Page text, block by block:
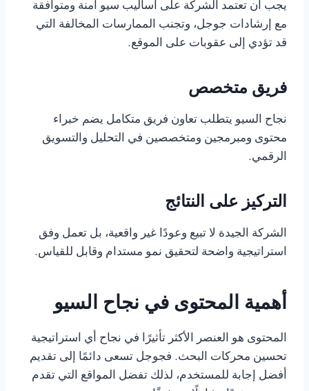
يجب أن تعتمد الشركة على أساليب سيو آمنة ومتوافقة
مع إرشادات جوجل، وتجنب الممارسات المخالفة التي
قد تؤدي إلى عقوبات على الموقع.
فريق متخصص
نجاح السيو يتطلب تعاون فريق متكامل يضم خبراء
محتوى ومبرمجين ومتخصصين في التحليل والتسويق
الرقمي.
التركيز على النتائج
الشركة الجيدة لا تبيع وعودًا غير واقعية، بل تعمل وفق
استراتيجية واضحة لتحقيق نمو مستدام وقابل للقياس.
أهمية المحتوى في نجاح السيو
المحتوى هو العنصر الأكثر تأثيرًا في نجاح أي استراتيجية
تحسين محركات البحث. فجوجل تسعى دائمًا إلى تقديم
أفضل إجابة للمستخدم، لذلك تفضل المواقع التي تقدم